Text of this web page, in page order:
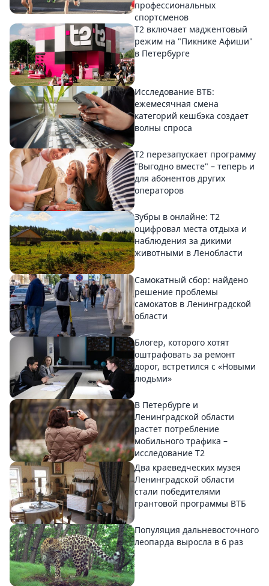
профессиональных
спортсменов
Т2 включает маджентовый
режим на "Пикнике Афиши"
в Петербурге
Исследование ВТБ:
ежемесячная смена
категорий кешбэка создает
волны спроса
Т2 перезапускает программу
"Выгодно вместе" – теперь и
для абонентов других
операторов
Зубры в онлайне: Т2
оцифровал места отдыха и
наблюдения за дикими
животными в Ленобласти
Самокатный сбор: найдено
решение проблемы
самокатов в Ленинградской
области
Блогер, которого хотят
оштрафовать за ремонт
дорог, встретился с «Новыми
людьми»
В Петербурге и
Ленинградской области
растет потребление
мобильного трафика –
исследование T2
Два краеведческих музея
Ленинградской области
стали победителями
грантовой программы ВТБ
Популяция дальневосточного
леопарда выросла в 6 раз